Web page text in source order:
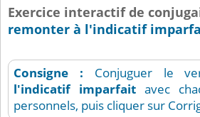
Exercice interactif de
remonter à l'indicatif
Consigne : Conjuguer le
l'indicatif imparfait avec
personnels, puis cliquer sur